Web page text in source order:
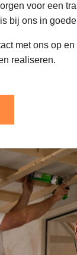
voor een
bij ons in
met ons op
realiseren.